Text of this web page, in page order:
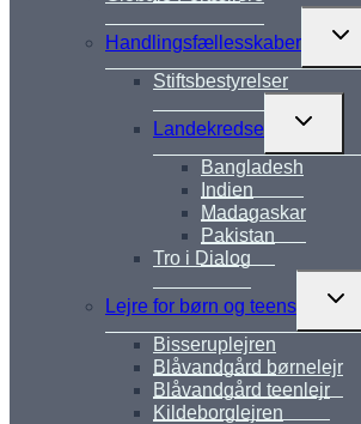
Handlingsfællesskaber
Skift
Stiftsbestyrelser
Landekredse
Skift
Bangladesh
Indien
Madagaskar
Pakistan
Tro i Dialog
Lejre for børn og teens
Skift
Bisseruplejren
Blåvandgård børnelejr
Blåvandgård teenlejr
Kildeborglejren